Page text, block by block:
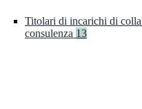
Titolari di incarichi di
consulenza 13